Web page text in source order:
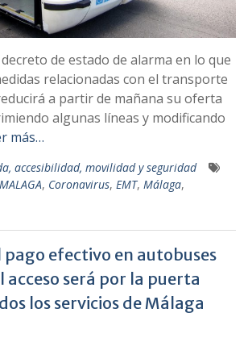
de estado de alarma en lo que
relacionadas con el transporte
a partir de mañana su oferta
algunas líneas y modificando
más…
accesibilidad, movilidad y seguridad
, Coronavirus, EMT, Málaga,
pago efectivo en autobuses
acceso será por la puerta
los servicios de Málaga